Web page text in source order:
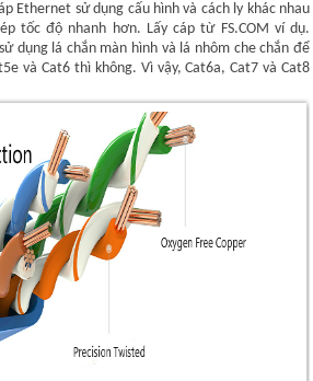
Ethernet sử dụng cấu hình và cách ly khác nhau
tốc độ nhanh hơn. Lấy cáp từ FS.COM ví dụ.
dụng lá chắn màn hình và lá nhôm che chắn để
và Cat6 thì không. Vì vậy, Cat6a, Cat7 và Cat8